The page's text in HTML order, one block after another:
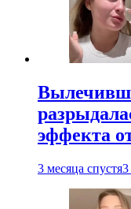
эффекта
3 месяца спустя3